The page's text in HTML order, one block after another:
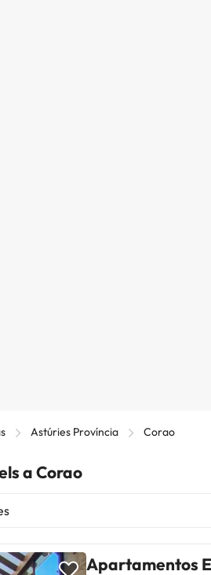
Astúries Província Corao
a Corao
Apartamentos